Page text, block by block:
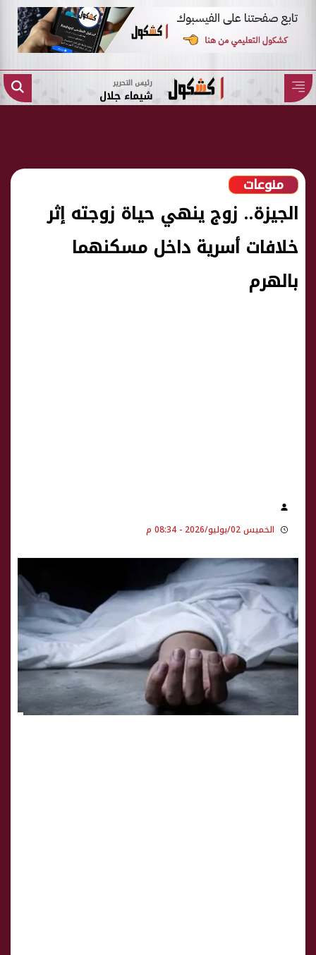
رئيس التحرير
شيماء جلال
منوعات
الجيزة.. زوج ينهي حياة زوجته إثر
خلافات أسرية داخل مسكنهما
بالهرم
الخميس 02/يوليو/2026 - 08:34 م